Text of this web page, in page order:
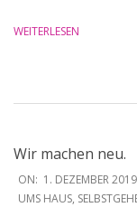
WEITERLESEN
Wir machen neu.
2019-
12-
ON: 1. DEZEMBER 2019
UMS HAUS,